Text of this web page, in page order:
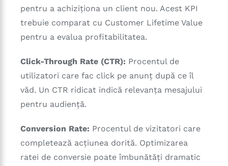
pentru a achiziționa un client nou. Acest KPI
trebuie comparat cu Customer Lifetime Value
pentru a evalua profitabilitatea.
Click-Through Rate (CTR): Procentul de
utilizatori care fac click pe anunț după ce îl
văd. Un CTR ridicat indică relevanța mesajului
pentru audiență.
Conversion Rate: Procentul de vizitatori care
completează acțiunea dorită. Optimizarea
ratei de conversie poate îmbunătăți dramatic